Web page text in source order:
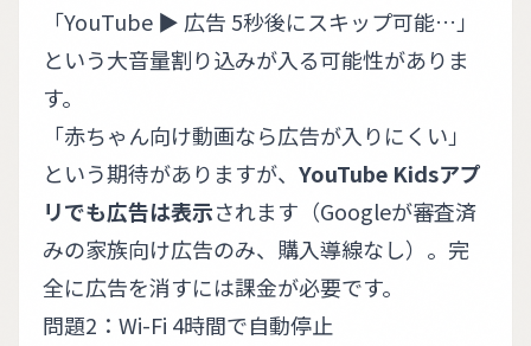
「YouTube ▶ 広告 5秒後にスキップ可能…」
という大音量割り込みが入る可能性がありま
す。
「赤ちゃん向け動画なら広告が入りにくい」
という期待がありますが、 YouTube Kidsアプ
リでも広告は表示されます（Googleが審査済
みの家族向け広告のみ、購入導線なし）。完
全に広告を消すには課金が必要です。
問題2：Wi-Fi 4時間で自動停止